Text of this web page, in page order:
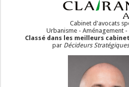
Cabinet d'avocats
Urbanisme - Aménagement -
Classé dans les meilleurs
par Décideurs